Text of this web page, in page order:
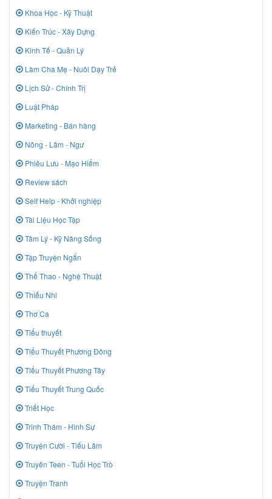
Khoa Học - Kỹ Thuật
Kiến Trúc - Xây Dựng
Kinh Tế - Quản Lý
Làm Cha Mẹ - Nuôi Dạy Trẻ
Lịch Sử - Chính Trị
Luật Pháp
Marketing - Bán hàng
Nông - Lâm - Ngư
Phiêu Lưu - Mạo Hiểm
Review sách
Self Help - Khởi nghiệp
Tài Liệu Học Tập
Tâm Lý - Kỹ Năng Sống
Tập Truyện Ngắn
Thể Thao - Nghệ Thuật
Thiếu Nhi
Thơ Ca
Tiểu thuyết
Tiểu Thuyết Phương Đông
Tiểu Thuyết Phương Tây
Tiểu Thuyết Trung Quốc
Triết Học
Trinh Thám - Hình Sự
Truyện Cười - Tiếu Lâm
Truyên Teen - Tuổi Học Trò
Truyện Tranh